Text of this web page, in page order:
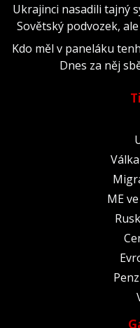
Ukrajinci nasadili tajný
Sovětský podvozek,
Kdo měl v paneláku
Dnes za něj
ME